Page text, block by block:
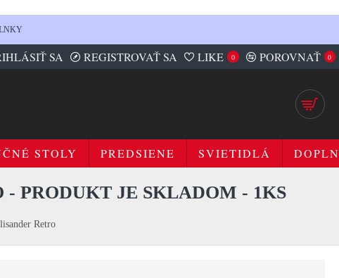
SA REGISTROVAŤ SA LIKE 0 POROVNAŤ 0
STOLY PREDSIENE SVIETIDLÁ
Retro
- PRODUKT JE SKLADOM - 1KS